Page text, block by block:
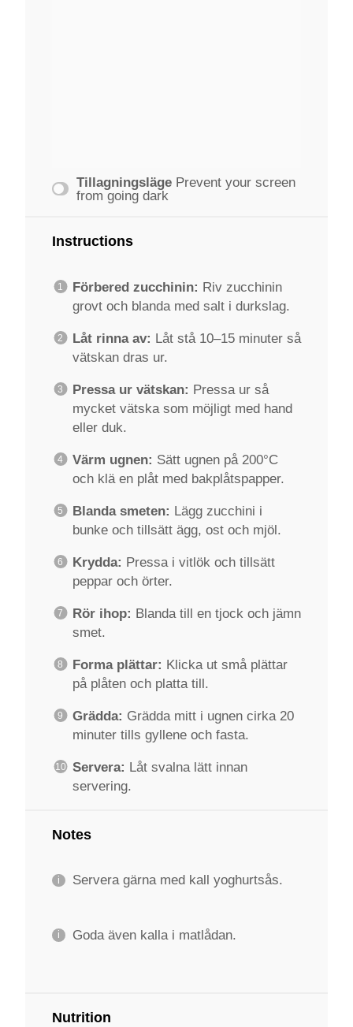
Tillagningsläge Prevent your screen
from going dark
Instructions
Förbered zucchinin: Riv zucchinin
grovt och blanda med salt i durkslag.
Låt rinna av: Låt stå 10–15 minuter så
vätskan dras ur.
Pressa ur vätskan: Pressa ur så
mycket vätska som möjligt med hand
eller duk.
Värm ugnen: Sätt ugnen på 200°C
och klä en plåt med bakplåtspapper.
Blanda smeten: Lägg zucchini i
bunke och tillsätt ägg, ost och mjöl.
Krydda: Pressa i vitlök och tillsätt
peppar och örter.
Rör ihop: Blanda till en tjock och jämn
smet.
Forma plättar: Klicka ut små plättar
på plåten och platta till.
Grädda: Grädda mitt i ugnen cirka 20
minuter tills gyllene och fasta.
Servera: Låt svalna lätt innan
servering.
Notes
Servera gärna med kall yoghurtsås.
Goda även kalla i matlådan.
Nutrition